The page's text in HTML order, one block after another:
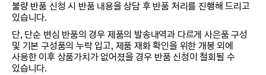
불량 반품 신청 시 반품 내용을 상담 후 반품 처리를 진행해 드리고
있습니다.
단, 단순 변심 반품의 경우 제품의 발송내역과 다르게 사은품 구성
및 기본 구성품의 누락 입고, 제품 재화 확인을 위한 개봉 외에
사용한 이후 상품가치가 없어졌을 경우 반품 신청이 철회될 수
있습니다.